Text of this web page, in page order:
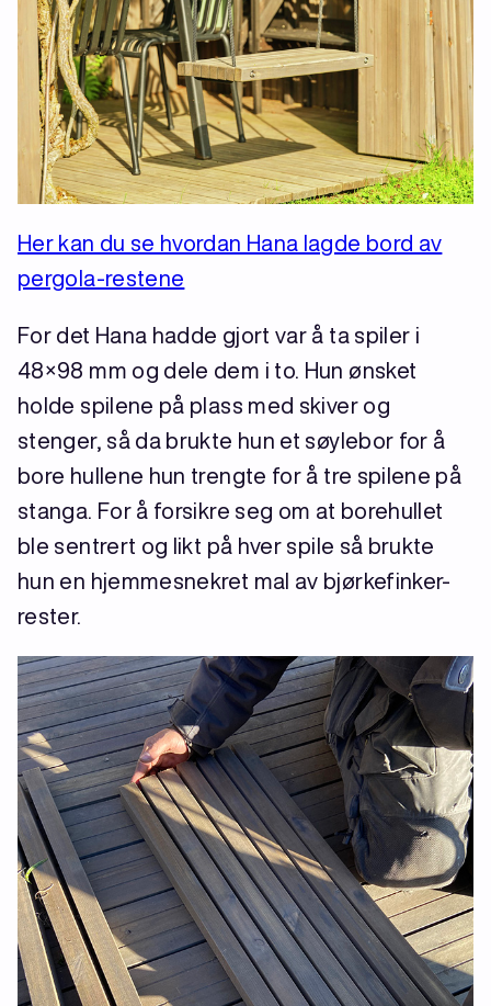
Her kan du se hvordan Hana lagde bord av
pergola-restene
For det Hana hadde gjort var å ta spiler i
48×98 mm og dele dem i to. Hun ønsket
holde spilene på plass med skiver og
stenger, så da brukte hun et søylebor for å
bore hullene hun trengte for å tre spilene på
stanga. For å forsikre seg om at borehullet
ble sentrert og likt på hver spile så brukte
hun en hjemmesnekret mal av bjørkefinker-
rester.